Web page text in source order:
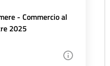
- Commercio al
2025